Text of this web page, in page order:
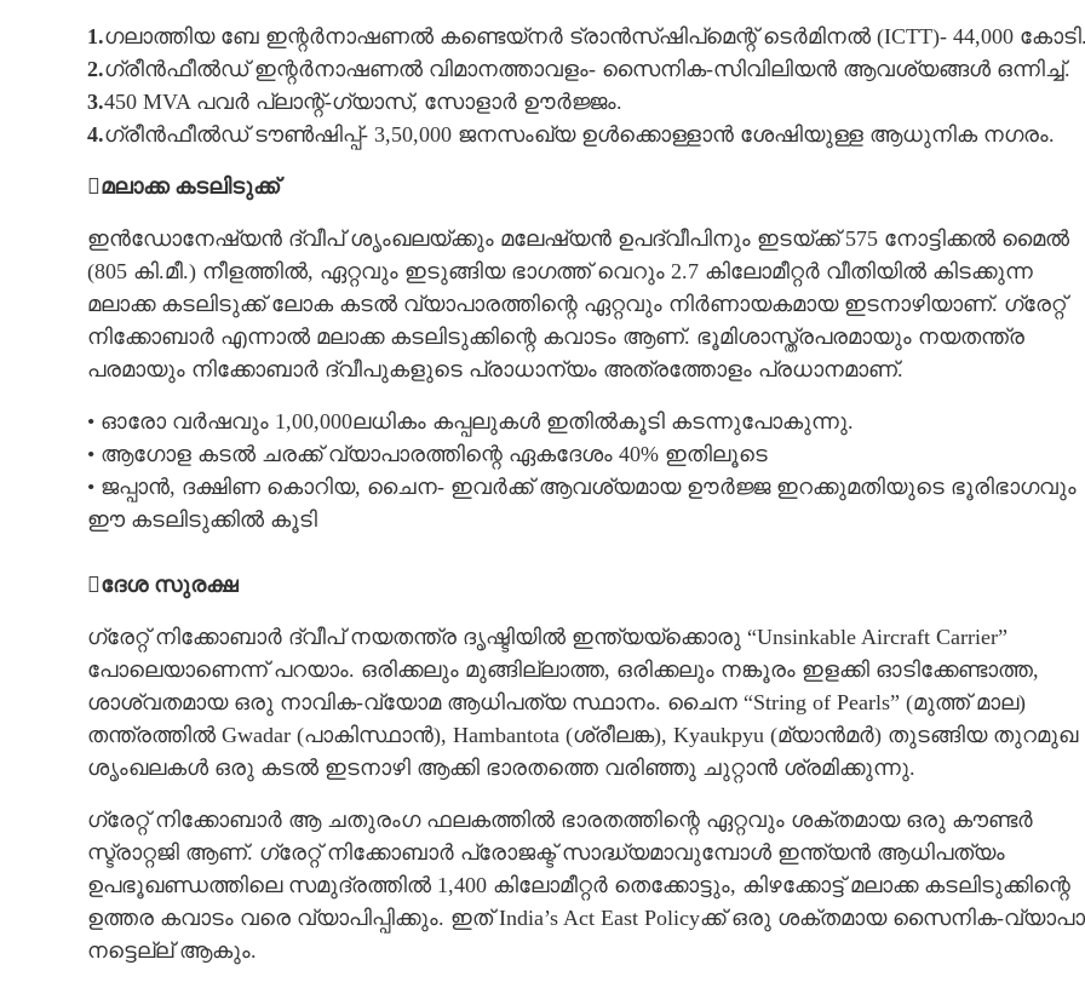
1.ഗലാത്തിയ ബേ ഇന്റർനാഷണൽ കണ്ടെയ്‌നർ ട്രാൻസ്‌ഷിപ്‌മെന്റ് ടെർമിനൽ (ICTT)- 44,000 കോടി.
2.ഗ്രീൻഫീൽഡ് ഇന്റർനാഷണൽ വിമാനത്താവളം- സൈനിക-സിവിലിയൻ ആവശ്യങ്ങൾ ഒന്നിച്ച്.
3.450 MVA പവർ പ്ലാന്റ്-ഗ്യാസ്, സോളാർ ഊർജ്ജം.
4.ഗ്രീൻഫീൽഡ് ടൗൺഷിപ്പ്- 3,50,000 ജനസംഖ്യ ഉൾക്കൊള്ളാൻ ശേഷിയുള്ള ആധുനിക നഗരം.
മലാക്ക കടലിടുക്ക്
ഇൻഡോനേഷ്യൻ ദ്വീപ് ശൃംഖലയ്‌ക്കും മലേഷ്യൻ ഉപദ്വീപിനും ഇടയ്‌ക്ക് 575 നോട്ടിക്കൽ മൈൽ
(805 കി.മീ.) നീളത്തിൽ, ഏറ്റവും ഇടുങ്ങിയ ഭാഗത്ത് വെറും 2.7 കിലോമീറ്റർ വീതിയിൽ കിടക്കുന്ന
മലാക്ക കടലിടുക്ക് ലോക കടൽ വ്യാപാരത്തിന്റെ ഏറ്റവും നിർണായകമായ ഇടനാഴിയാണ്. ഗ്രേറ്റ്
നിക്കോബാർ എന്നാൽ മലാക്ക കടലിടുക്കിന്റെ കവാടം ആണ്. ഭൂമിശാസ്ത്രപരമായും നയതന്ത്ര
പരമായും നിക്കോബാർ ദ്വീപുകളുടെ പ്രാധാന്യം അത്രത്തോളം പ്രധാനമാണ്.
• ഓരോ വർഷവും 1,00,000ലധികം കപ്പലുകൾ ഇതിൽകൂടി കടന്നുപോകുന്നു.
• ആഗോള കടൽ ചരക്ക് വ്യാപാരത്തിന്റെ ഏകദേശം 40% ഇതിലൂടെ
• ജപ്പാൻ, ദക്ഷിണ കൊറിയ, ചൈന- ഇവർക്ക് ആവശ്യമായ ഊർജ്ജ ഇറക്കുമതിയുടെ ഭൂരിഭാഗവും
ഈ കടലിടുക്കിൽ കൂടി
ദേശ സുരക്ഷ
ഗ്രേറ്റ് നിക്കോബാർ ദ്വീപ് നയതന്ത്ര ദൃഷ്ടിയിൽ ഇന്ത്യയ്ക്കൊരു “Unsinkable Aircraft Carrier”
പോലെയാണെന്ന് പറയാം. ഒരിക്കലും മുങ്ങില്ലാത്ത, ഒരിക്കലും നങ്കൂരം ഇളക്കി ഓടിക്കേണ്ടാത്ത,
ശാശ്വതമായ ഒരു നാവിക-വ്യോമ ആധിപത്യ സ്ഥാനം. ചൈന “String of Pearls” (മുത്ത് മാല)
തന്ത്രത്തിൽ Gwadar (പാകിസ്ഥാൻ), Hambantota (ശ്രീലങ്ക), Kyaukpyu (മ്യാൻമർ) തുടങ്ങിയ തുറമുഖ
ശൃംഖലകൾ ഒരു കടൽ ഇടനാഴി ആക്കി ഭാരതത്തെ വരിഞ്ഞു ചുറ്റാൻ ശ്രമിക്കുന്നു.
ഗ്രേറ്റ് നിക്കോബാർ ആ ചതുരംഗ ഫലകത്തിൽ ഭാരതത്തിന്റെ ഏറ്റവും ശക്തമായ ഒരു കൗണ്ടർ
സ്ട്രാറ്റജി ആണ്. ഗ്രേറ്റ് നിക്കോബാർ പ്രോജക്ട് സാദ്ധ്യമാവുമ്പോൾ ഇന്ത്യൻ ആധിപത്യം
ഉപഭൂഖണ്ഡത്തിലെ സമുദ്രത്തിൽ 1,400 കിലോമീറ്റർ തെക്കോട്ടും, കിഴക്കോട്ട് മലാക്ക കടലിടുക്കിന്റെ
ഉത്തര കവാടം വരെ വ്യാപിപ്പിക്കും. ഇത് India’s Act East Policyക്ക് ഒരു ശക്തമായ സൈനിക-
നട്ടെല്ല് ആകും.
വാണിജ്യ നേട്ടങ്ങൾ